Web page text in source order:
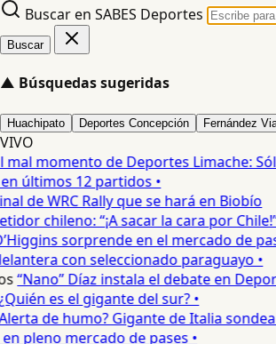
Buscar en SABES Deportes
Buscar
▲ Búsquedas sugeridas
Huachipato Deportes Concepción Fernández
VIVO
mal momento de Deportes Limache:
últimos 12 partidos •
de WRC Rally que se hará en Biobío
chileno: “¡A sacar la cara por Chile!”
sorprende en el mercado de
con seleccionado paraguayo •
“Nano” Díaz instala el debate en
es el gigante del sur? •
de humo? Gigante de Italia sondea
pleno mercado de pases •